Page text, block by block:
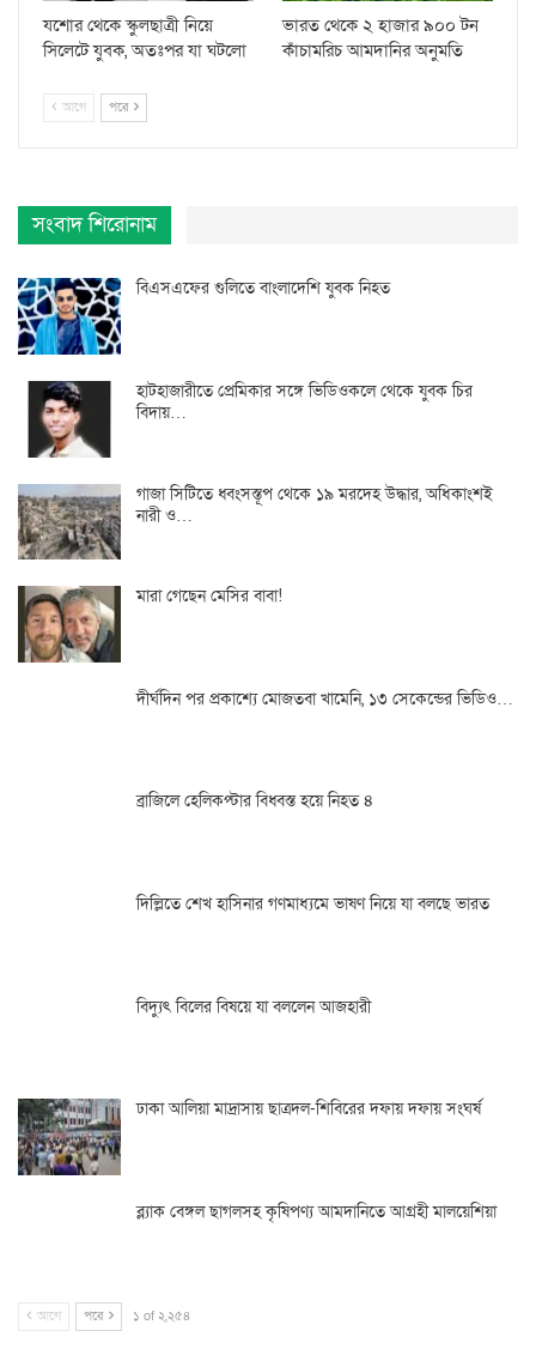
যশোর থেকে স্কুলছাত্রী নিয়ে
সিলেটে যুবক, অতঃপর যা ঘটলো
ভারত থেকে ২ হাজার ৯০০ টন
কাঁচামরিচ আমদানির অনুমতি
আগে পরে
সংবাদ শিরোনাম
বিএসএফের গুলিতে বাংলাদেশি যুবক নিহত
হাটহাজারীতে প্রেমিকার সঙ্গে ভিডিওকলে থেকে যুবক চির
বিদায়…
গাজা সিটিতে ধ্বংসস্তূপ থেকে ১৯ মরদেহ উদ্ধার, অধিকাংশই
নারী ও…
মারা গেছেন মেসির বাবা!
দীর্ঘদিন পর প্রকাশ্যে মোজতবা খামেনি, ১৩ সেকেন্ডের ভিডিও…
ব্রাজিলে হেলিকপ্টার বিধ্বস্ত হয়ে নিহত ৪
দিল্লিতে শেখ হাসিনার গণমাধ্যমে ভাষণ নিয়ে যা বলছে ভারত
বিদ্যুৎ বিলের বিষয়ে যা বললেন আজহারী
ঢাকা আলিয়া মাদ্রাসায় ছাত্রদল-শিবিরের দফায় দফায় সংঘর্ষ
ব্ল্যাক বেঙ্গল ছাগলসহ কৃষিপণ্য আমদানিতে আগ্রহী মালয়েশিয়া
আগে পরে ১ of ২,২৫৪